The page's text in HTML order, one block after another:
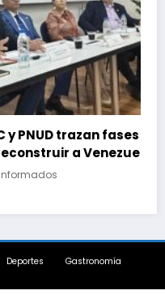
trazan fases
a Venezuela
Deportes Gastronomía